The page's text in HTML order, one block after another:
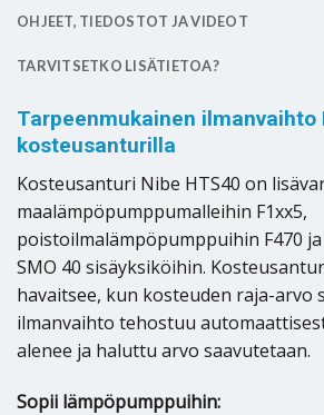
OHJEET, TIEDOSTOT JA VIDEOT
TARVITSETKO LISÄTIETOA?
Tarpeenmukainen ilmanvaihto
kosteusanturilla
Kosteusanturi Nibe HTS40 on
maalämpöpumppumalleihin F1xx5,
poistoilmalämpöpumppuihin F470 ja
SMO 40 sisäyksiköihin.
havaitsee, kun kosteuden raja-arvo
ilmanvaihto tehostuu
alenee ja haluttu arvo saavutetaan.
Sopii lämpöpumppuihin: